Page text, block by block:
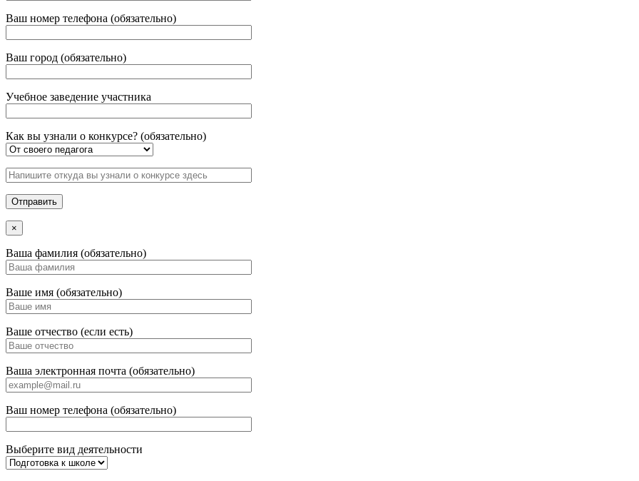
Ваш номер телефона (обязательно)
Ваш город (обязательно)
Учебное заведение участника
Как вы узнали о конкурсе? (обязательно)
×
Ваша фамилия (обязательно)
Ваше имя (обязательно)
Ваше отчество (если есть)
Ваша электронная почта (обязательно)
Ваш номер телефона (обязательно)
Выберите вид деятельности